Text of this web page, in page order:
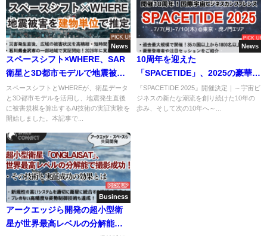
News
スペースシフト×WHERE、SAR
衛星と3D都市モデルで地震被害
を建物単位に推定
スペースシフトとWHEREが、衛星データ
と3D都市モデルを活用し、地震発生直後
に被害規模を算出するAI技術の実証実験を
開始しました。本記事で...
News
10周年を迎えた
「SPACETIDE」、2025の豪華登
壇者・注目セッションをご紹
介！
『SPACETIDE 2025』開催決定｜～宇宙ビ
ジネスの新たな潮流を創り続けた10年の
歩み、そして次の10年へ～...
Business
アークエッジら開発の超小型衛
星が世界最高レベルの分解能で